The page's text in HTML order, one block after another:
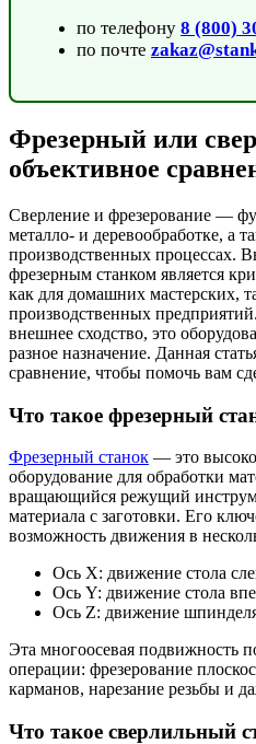
по телефону 8 (800)
по почте
Фрезерный или
объективное
Сверление и фрезерование —
металло- и деревообработке, а
производственных процессах.
фрезерным станком является
как для домашних мастерских,
производственных
внешнее сходство, это
разное назначение. Данная
сравнение, чтобы помочь вам
Что такое фрезерный
Фрезерный станок — это
оборудование для обработки
вращающийся режущий
материала с заготовки. Его
возможность движения в
Ось X: движение стола
Ось Y: движение стола
Ось Z: движение
Эта многоосевая подвижность
операции: фрезерование
карманов, нарезание резьбы и
Что такое сверлильный